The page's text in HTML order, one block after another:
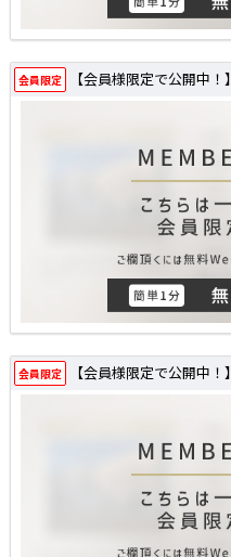
会員限定 【会員様限定で公開中！】
会員限定 【会員様限定で公開中！】